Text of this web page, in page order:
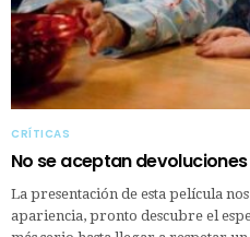
CRÍTICAS
No se aceptan devoluciones
La presentación de esta película
apariencia, pronto descubre el